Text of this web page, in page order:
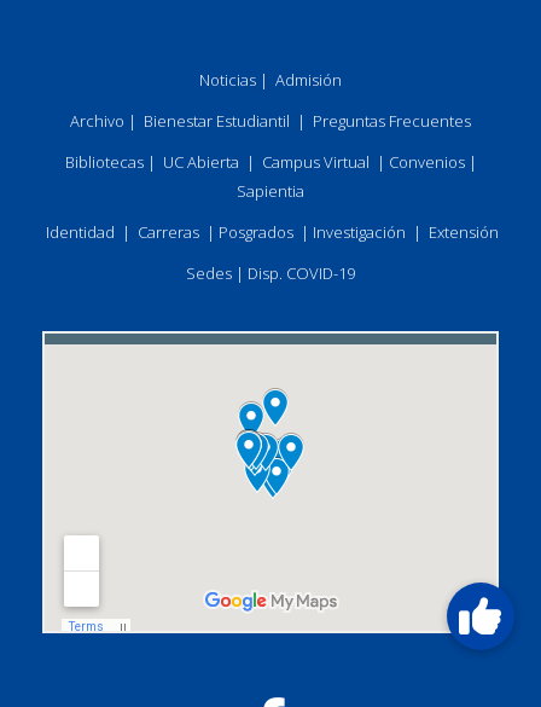
Noticias | Admisión
Archivo | Bienestar Estudiantil | Preguntas Frecuentes
Bibliotecas| UC Abierta | Campus Virtual | Convenios|
Sapientia
Identidad | Carreras | Posgrados | Investigación | Extensión
Sedes | Disp. COVID-19